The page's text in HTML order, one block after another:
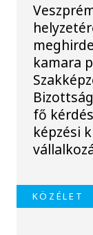
kamara
fő
képzési
KÖZÉLET